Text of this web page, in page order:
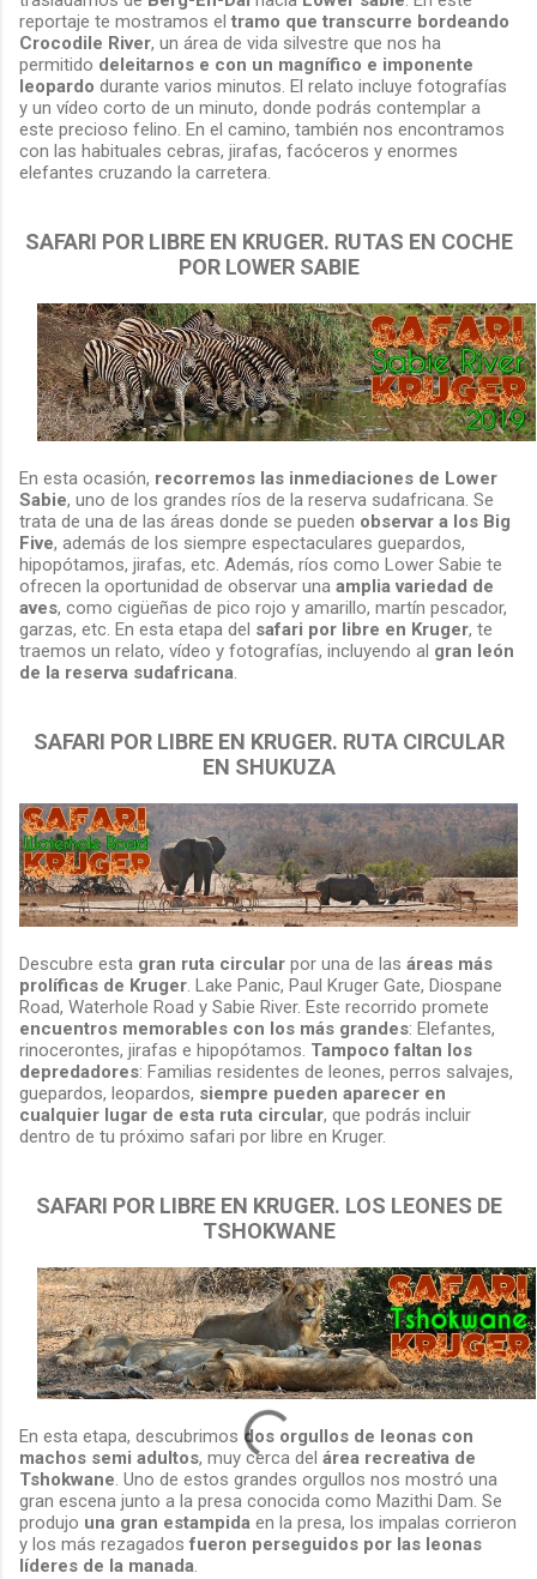
reportaje te mostramos el tramo que transcurre bordeando
Crocodile River, un área de vida silvestre que nos ha
permitido deleitarnos e con un magnífico e imponente
leopardo durante varios minutos. El relato incluye fotografías
y un vídeo corto de un minuto, donde podrás contemplar a
este precioso felino. En el camino, también nos encontramos
con las habituales cebras, jirafas, facóceros y enormes
elefantes cruzando la carretera.
SAFARI POR LIBRE EN KRUGER. RUTAS EN COCHE
POR LOWER SABIE
En esta ocasión, recorremos las inmediaciones de Lower
Sabie, uno de los grandes ríos de la reserva sudafricana. Se
trata de una de las áreas donde se pueden observar a los Big
Five, además de los siempre espectaculares guepardos,
hipopótamos, jirafas, etc. Además, ríos como Lower Sabie te
ofrecen la oportunidad de observar una amplia variedad de
aves, como cigüeñas de pico rojo y amarillo, martín pescador,
garzas, etc. En esta etapa del safari por libre en Kruger, te
traemos un relato, vídeo y fotografías, incluyendo al gran león
de la reserva sudafricana.
SAFARI POR LIBRE EN KRUGER. RUTA CIRCULAR
EN SHUKUZA
Descubre esta gran ruta circular por una de las áreas más
prolíficas de Kruger. Lake Panic, Paul Kruger Gate, Diospane
Road, Waterhole Road y Sabie River. Este recorrido promete
encuentros memorables con los más grandes: Elefantes,
rinocerontes, jirafas e hipopótamos. Tampoco faltan los
depredadores: Familias residentes de leones, perros salvajes,
guepardos, leopardos, siempre pueden aparecer en
cualquier lugar de esta ruta circular, que podrás incluir
dentro de tu próximo safari por libre en Kruger.
SAFARI POR LIBRE EN KRUGER. LOS LEONES DE
TSHOKWANE
En esta etapa, descubrimos dos orgullos de leonas con
machos semi adultos, muy cerca del área recreativa de
Tshokwane. Uno de estos grandes orgullos nos mostró una
gran escena junto a la presa conocida como Mazithi Dam. Se
produjo una gran estampida en la presa, los impalas corrieron
y los más rezagadosfueron perseguidos por las leonas
líderes de la manada.